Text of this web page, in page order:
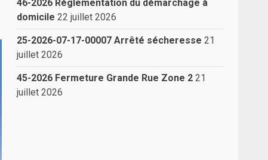
46-2026 Réglementation du démarchage à
domicile 22 juillet 2026
25-2026-07-17-00007 Arrêté sécheresse 21
juillet 2026
45-2026 Fermeture Grande Rue Zone 2 21
juillet 2026